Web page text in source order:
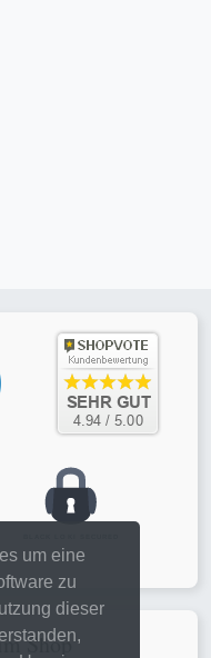
um eine
zu
dieser
Shop